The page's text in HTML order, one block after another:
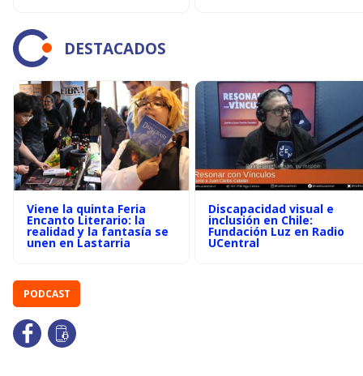
DESTACADOS
Viene la quinta Feria
Encanto Literario: la
realidad y la fantasía se
unen en Lastarria
Discapacidad visual e
inclusión en Chile:
Fundación Luz en Radio
UCentral
PODCAST